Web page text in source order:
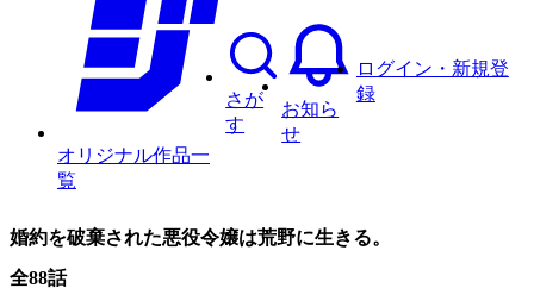
オリジナル作品一
覧
さが
す
お知ら
せ
ログイン・新規登
録
婚約を破棄された悪役令嬢は荒野に生きる。
全88話